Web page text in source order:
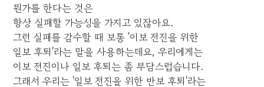
뭔가를 한다는 것은
항상 실패할 가능성을 가지고 있잖아요.
그런 실패를 감수할 때 보통 '이보 전진을 위한
일보 후퇴'라는 말을 사용하는데요, 우리에게는
이보 전진이나 일보 후퇴는 좀 부담스럽습니다.
그래서 우리는 '일보 전진을 위한 반보 후퇴'라는